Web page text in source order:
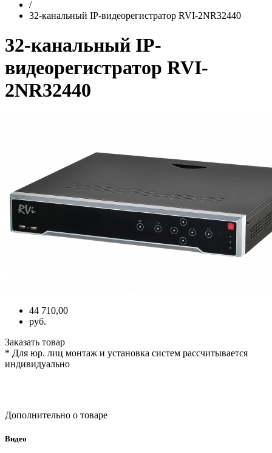
/
32-канальный IP-видеорегистратор RVI-2NR32440
32-канальный IP-
видеорегистратор RVI-
2NR32440
44 710,00
руб.
Заказать товар
* Для юр. лиц монтаж и установка систем рассчитывается
индивидуально
Дополнительно о товаре
Видео